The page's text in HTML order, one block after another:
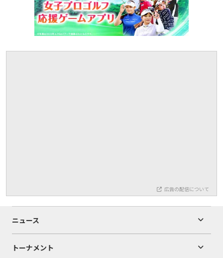
広告の配信について
ニュース
トーナメント